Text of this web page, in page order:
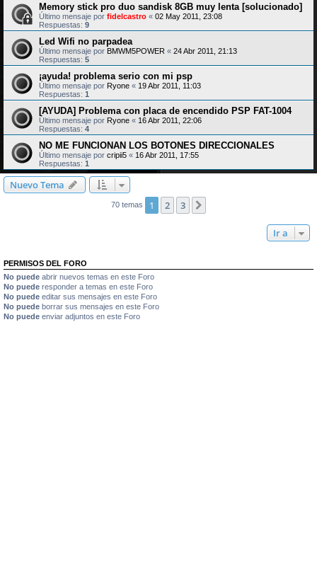
Memory stick pro duo sandisk 8GB muy lenta [solucionado]
Último mensaje por fidelcastro « 02 May 2011, 23:08
Respuestas: 9
Led Wifi no parpadea
Último mensaje por BMWM5POWER « 24 Abr 2011, 21:13
Respuestas: 5
¡ayuda! problema serio con mi psp
Último mensaje por Ryone « 19 Abr 2011, 11:03
Respuestas: 1
[AYUDA] Problema con placa de encendido PSP FAT-1004
Último mensaje por Ryone « 16 Abr 2011, 22:06
Respuestas: 4
NO ME FUNCIONAN LOS BOTONES DIRECCIONALES
Último mensaje por cripii5 « 16 Abr 2011, 17:55
Respuestas: 1
Nuevo Tema
70 temas 1 2 3
Ir a
PERMISOS DEL FORO
No puede abrir nuevos temas en este Foro
No puede responder a temas en este Foro
No puede editar sus mensajes en este Foro
No puede borrar sus mensajes en este Foro
No puede enviar adjuntos en este Foro